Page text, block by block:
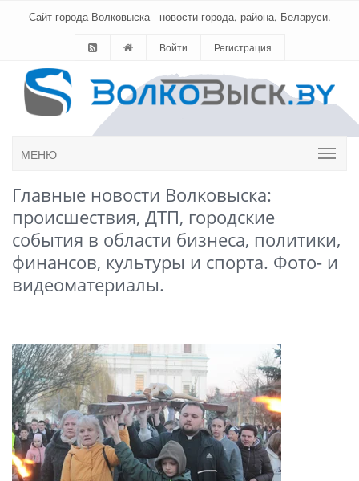
Сайт города Волковыска - новости города, района, Беларуси.
Войти Регистрация
МЕНЮ
Главные новости Волковыска:
происшествия, ДТП, городские
события в области бизнеса, политики,
финансов, культуры и спорта. Фото- и
видеоматериалы.